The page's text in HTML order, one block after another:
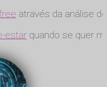
através da análise
estarquando se quer